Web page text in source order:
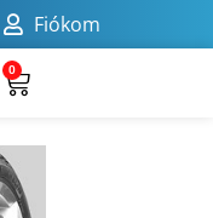
Fiókom
0